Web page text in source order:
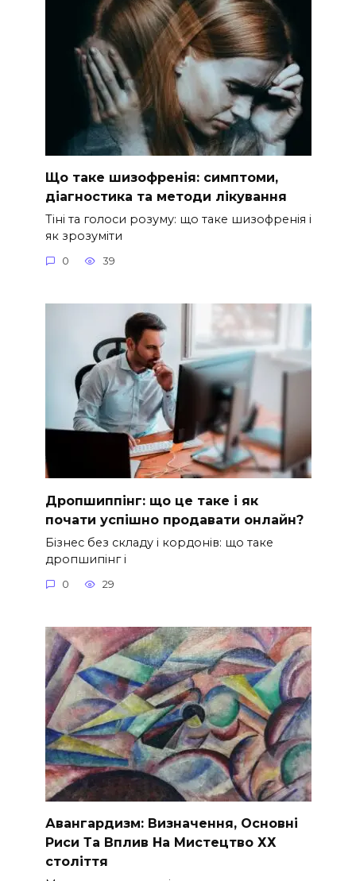
Що таке шизофренія: симптоми,
діагностика та методи лікування
Тіні та голоси розуму: що таке шизофренія і
як зрозуміти
0 39
Дропшиппінг: що це таке і як
почати успішно продавати онлайн?
Бізнес без складу і кордонів: що таке
дропшипінг і
0 29
Авангардизм: Визначення, Основні
Риси Та Вплив На Мистецтво ХХ
століття